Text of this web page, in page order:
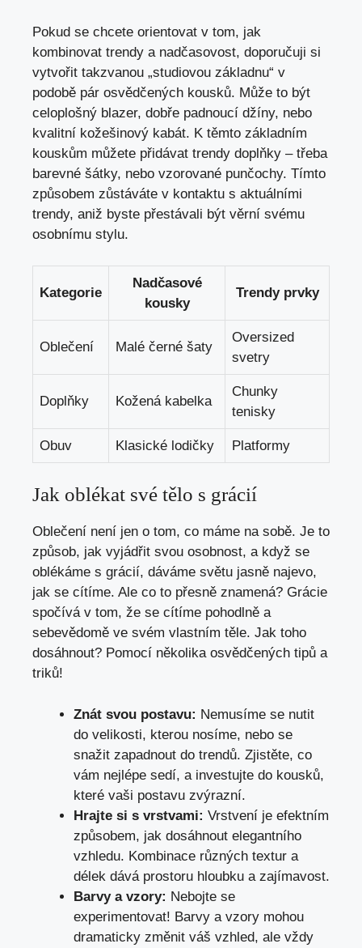
Pokud se chcete orientovat v tom, jak
kombinovat trendy a nadčasovost, doporučuji si
vytvořit takzvanou „studiovou základnu“ v
podobě ‍pár osvědčených kousků. ⁣Může to být
celoplošný​ blazer, dobře padnoucí džíny, nebo
kvalitní kožešinový kabát.‌ K těmto základním
kouskům můžete přidávat trendy doplňky – třeba
barevné ⁤šátky, nebo vzorované punčochy. Tímto
způsobem zůstáváte v kontaktu s aktuálními
trendy, aniž byste přestávali být věrní svému
osobnímu stylu.
Kategorie
Nadčasové
kousky
Trendy prvky
Oblečení Malé černé šaty
Oversized
svetry
Doplňky Kožená kabelka
Chunky
tenisky
Obuv Klasické lodičky Platformy
Jak oblékat své tělo s grácií
Oblečení ⁣není jen o tom, co⁤ máme na sobě. Je to
způsob, jak vyjádřit svou osobnost, a když se
oblékáme s grácií, dáváme světu jasně‍ najevo,
jak se cítíme. Ale co to přesně znamená? Grácie
spočívá v tom, že​ se cítíme pohodlně a
sebevědomě ve svém vlastním‍ těle.‌ Jak toho
dosáhnout? Pomocí několika osvědčených tipů ⁤a
triků!
Znát svou​ postavu: Nemusíme se nutit
do velikosti, kterou nosíme, nebo se
snažit‍ zapadnout do trendů. Zjistěte, co
vám nejlépe sedí, a investujte do kousků,
které vaši postavu zvýrazní.
Hrajte si s vrstvami: Vrstvení je efektním
způsobem, jak‍ dosáhnout elegantního
vzhledu. Kombinace různých textur a
délek dává prostoru hloubku a zajímavost.
Barvy a vzory: Nebojte se
experimentovat! Barvy a vzory mohou
dramaticky změnit váš vzhled, ale vždy